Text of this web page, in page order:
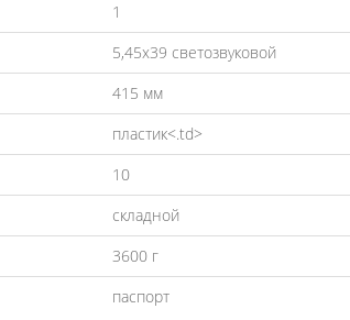
1
5,45х39 светозвуковой
415 мм
пластик<.td>
10
складной
3600 г
паспорт